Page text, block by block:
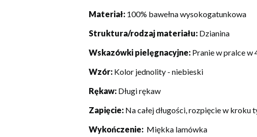
Materiał: 100% bawełna wysokogatunkowa
Struktura/rodzaj materiału: Dzianina
Wskazówki pielęgnacyjne: Pranie w pralce w
Wzór: Kolor jednolity - niebieski
Rękaw: Długi rękaw
Zapięcie: Na całej długości, rozpięcie w kroku
Wykończenie: Miękka lamówka